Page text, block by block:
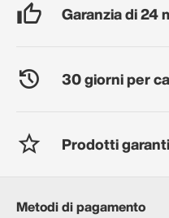
Garanzia di 24
30 giorni per
Prodotti
Metodi di pagamento